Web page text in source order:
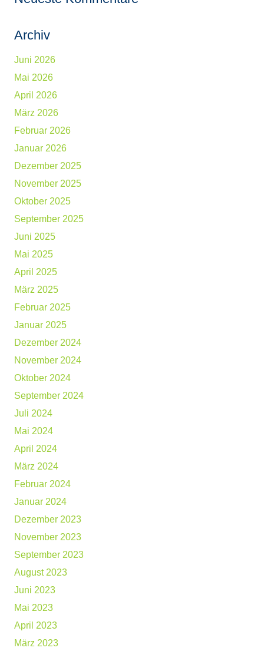
Archiv
Juni 2026
Mai 2026
April 2026
März 2026
Februar 2026
Januar 2026
Dezember 2025
November 2025
Oktober 2025
September 2025
Juni 2025
Mai 2025
April 2025
März 2025
Februar 2025
Januar 2025
Dezember 2024
November 2024
Oktober 2024
September 2024
Juli 2024
Mai 2024
April 2024
März 2024
Februar 2024
Januar 2024
Dezember 2023
November 2023
September 2023
August 2023
Juni 2023
Mai 2023
April 2023
März 2023